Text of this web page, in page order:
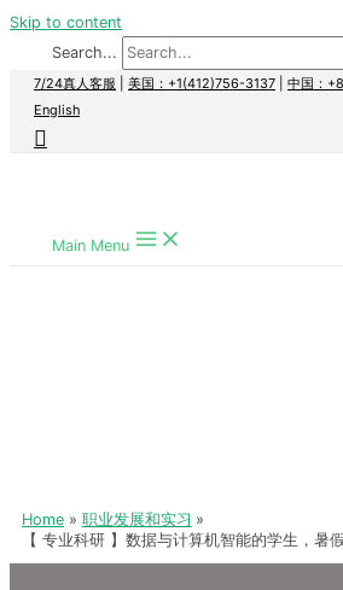
Skip to content
Search...
7/24真人客服 美国：+1(412)756-3137 中国：
English
Main Menu
Home
职业发展和实习
【 专业科研 】数据与计算机智能的学生，暑